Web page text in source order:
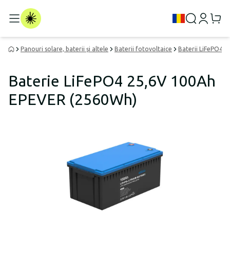
Panouri solare, baterii și altele Baterii fotovoltaice Baterii LiFePO4
Baterie LiFePO4 25,6V 100Ah
EPEVER (2560Wh)